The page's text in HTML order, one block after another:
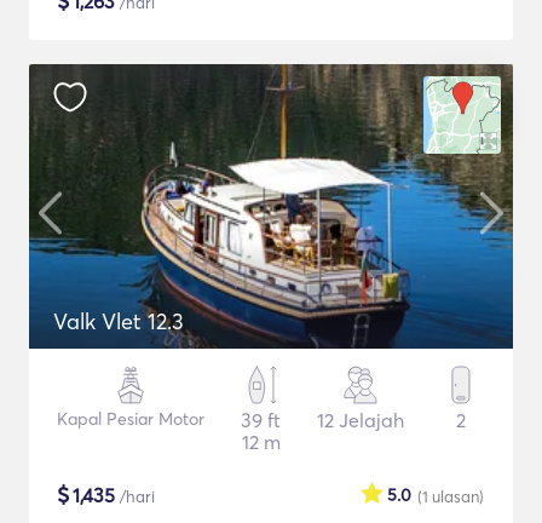
Valk Vlet 12.3
Kapal Pesiar Motor
39 ft
12 m
12 Jelajah 2
$1,435 /hari (1 ulasan)
5.0